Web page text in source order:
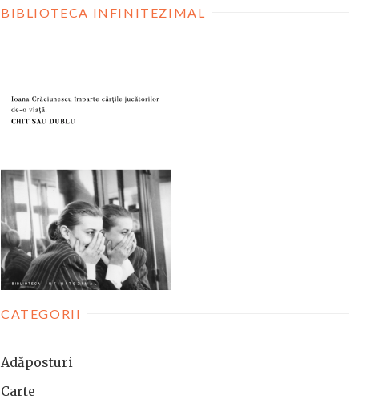
BIBLIOTECA INFINITEZIMAL
CATEGORII
Adăposturi
Carte